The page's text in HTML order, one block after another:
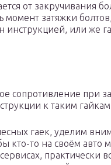
от закручивания
момент затяжки
инструкцией, или же
сопротивление при
к таким
гаек, уделим
кто-то на своём авто
практически